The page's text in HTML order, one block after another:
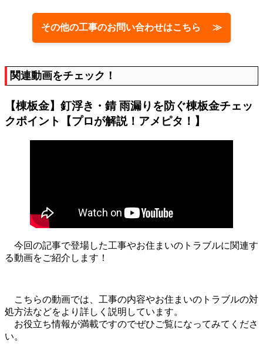
その他の工事のお問い合わせはこちら ≫
関連動画をチェック！
【棟板金】釘浮き・錆 雨漏りを防ぐ棟板金チェッ
クポイント【プロが解説！アメピタ！】
今回の記事で登場した工事やお住まいのトラブルに関連す
る動画をご紹介します！
こちらの動画では、工事の内容やお住まいのトラブルの対
処方法などをより詳しく説明しています。
お役立ち情報が満載ですのでぜひご覧になってみてくださ
い。